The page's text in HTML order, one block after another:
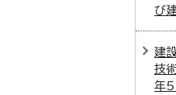
び
建
技
年5